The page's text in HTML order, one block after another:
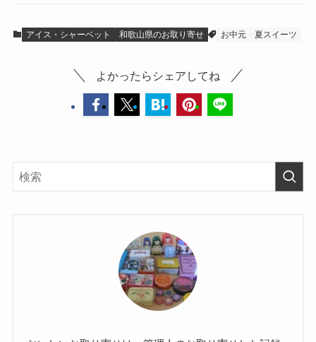
アイス・シャーベット 和歌山県のお取り寄せ お中元 夏スイーツ
よかったらシェアしてね